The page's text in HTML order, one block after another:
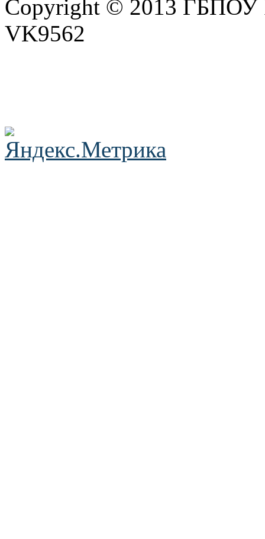
Copyright © 2013
VK9562